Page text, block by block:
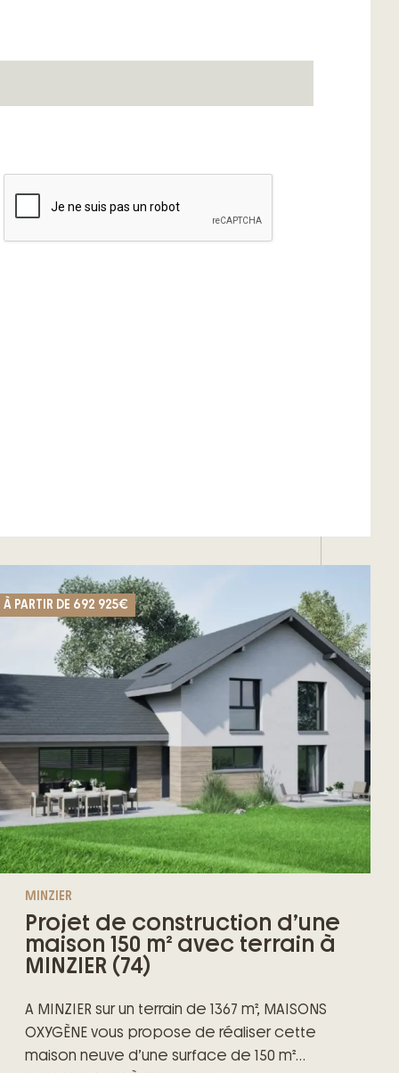
À PARTIR DE 692 925€
MINZIER
Projet de construction d’une
maison 150 m² avec terrain à
MINZIER (74)
A MINZIER sur un terrain de 1367 m², MAISONS
OXYGÈNE vous propose de réaliser cette
maison neuve d’une surface de 150 m²